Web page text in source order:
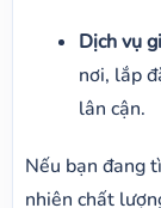
Dịch vụ
nơi, lắp
lân cận.
Nếu bạn đang
nhiên chất